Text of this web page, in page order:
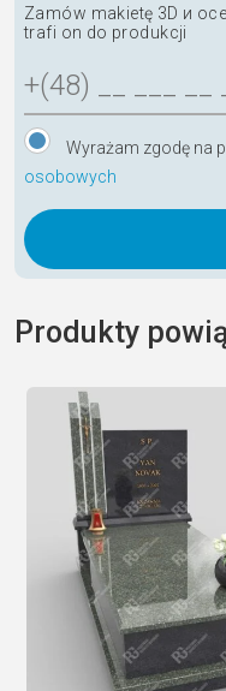
Zamów makietę 3D и
trafi on do produkcji
Wyrażam zgodę na
osobowych
A
t
r
Produkty